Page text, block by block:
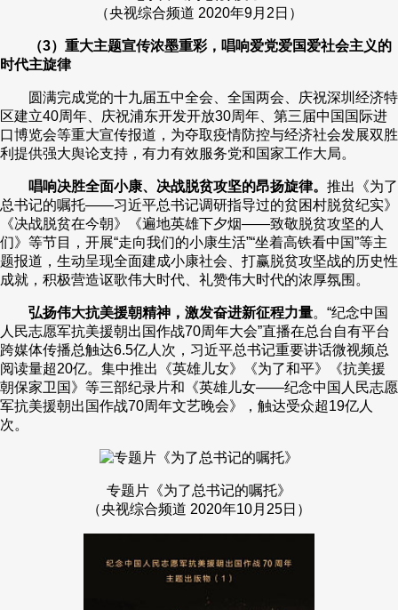
（央视综合频道 2020年9月2日）
（3）重大主题宣传浓墨重彩，唱响爱党爱国爱社会主义的
时代主旋律
圆满完成党的十九届五中全会、全国两会、庆祝深圳经济特
区建立40周年、庆祝浦东开发开放30周年、第三届中国国际进
口博览会等重大宣传报道，为夺取疫情防控与经济社会发展双胜
利提供强大舆论支持，有力有效服务党和国家工作大局。
唱响决胜全面小康、决战脱贫攻坚的昂扬旋律。 推出《为了
总书记的嘱托——习近平总书记调研指导过的贫困村脱贫纪实》
《决战脱贫在今朝》《遍地英雄下夕烟——致敬脱贫攻坚的人
们》等节目，开展“走向我们的小康生活”“坐着高铁看中国”等主
题报道，生动呈现全面建成小康社会、打赢脱贫攻坚战的历史性
成就，积极营造讴歌伟大时代、礼赞伟大时代的浓厚氛围。
弘扬伟大抗美援朝精神，激发奋进新征程力量。“纪念中国
人民志愿军抗美援朝出国作战70周年大会”直播在总台自有平台
跨媒体传播总触达6.5亿人次，习近平总书记重要讲话微视频总
阅读量超20亿。集中推出《英雄儿女》《为了和平》《抗美援
朝保家卫国》等三部纪录片和《英雄儿女——纪念中国人民志愿
军抗美援朝出国作战70周年文艺晚会》，触达受众超19亿人
次。
专题片《为了总书记的嘱托》
（央视综合频道 2020年10月25日）